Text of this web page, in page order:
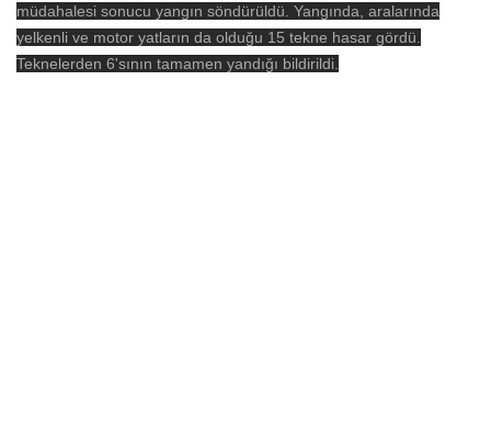
müdahalesi sonucu yangın söndürüldü. Yangında, aralarında
yelkenli ve motor yatların da olduğu 15 tekne hasar gördü.
Teknelerden 6'sının tamamen yandığı bildirildi.